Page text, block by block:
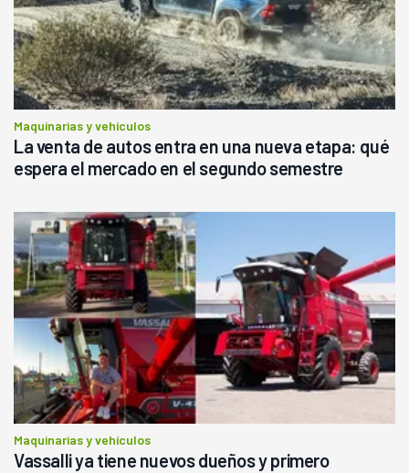
Maquinarias y vehículos
La venta de autos entra en una nueva etapa: qué
espera el mercado en el segundo semestre
Maquinarias y vehículos
Vassalli ya tiene nuevos dueños y primero